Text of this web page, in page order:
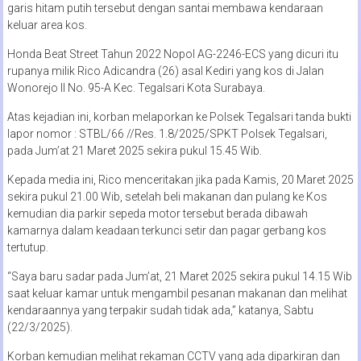
garis hitam putih tersebut dengan santai membawa kendaraan
keluar area kos.
Honda Beat Street Tahun 2022 Nopol AG-2246-ECS yang dicuri itu
rupanya milik Rico Adicandra (26) asal Kediri yang kos di Jalan
Wonorejo II No. 95-A Kec. Tegalsari Kota Surabaya.
Atas kejadian ini, korban melaporkan ke Polsek Tegalsari tanda bukti
lapor nomor : STBL/66 //Res. 1.8/2025/SPKT Polsek Tegalsari,
pada Jum’at 21 Maret 2025 sekira pukul 15.45 Wib.
Kepada media ini, Rico menceritakan jika pada Kamis, 20 Maret 2025
sekira pukul 21.00 Wib, setelah beli makanan dan pulang ke Kos
kemudian dia parkir sepeda motor tersebut berada dibawah
kamarnya dalam keadaan terkunci setir dan pagar gerbang kos
tertutup.
“Saya baru sadar pada Jum’at, 21 Maret 2025 sekira pukul 14.15 Wib
saat keluar kamar untuk mengambil pesanan makanan dan melihat
kendaraannya yang terpakir sudah tidak ada,” katanya, Sabtu
(22/3/2025).
Korban kemudian melihat rekaman CCTV yang ada diparkiran dan